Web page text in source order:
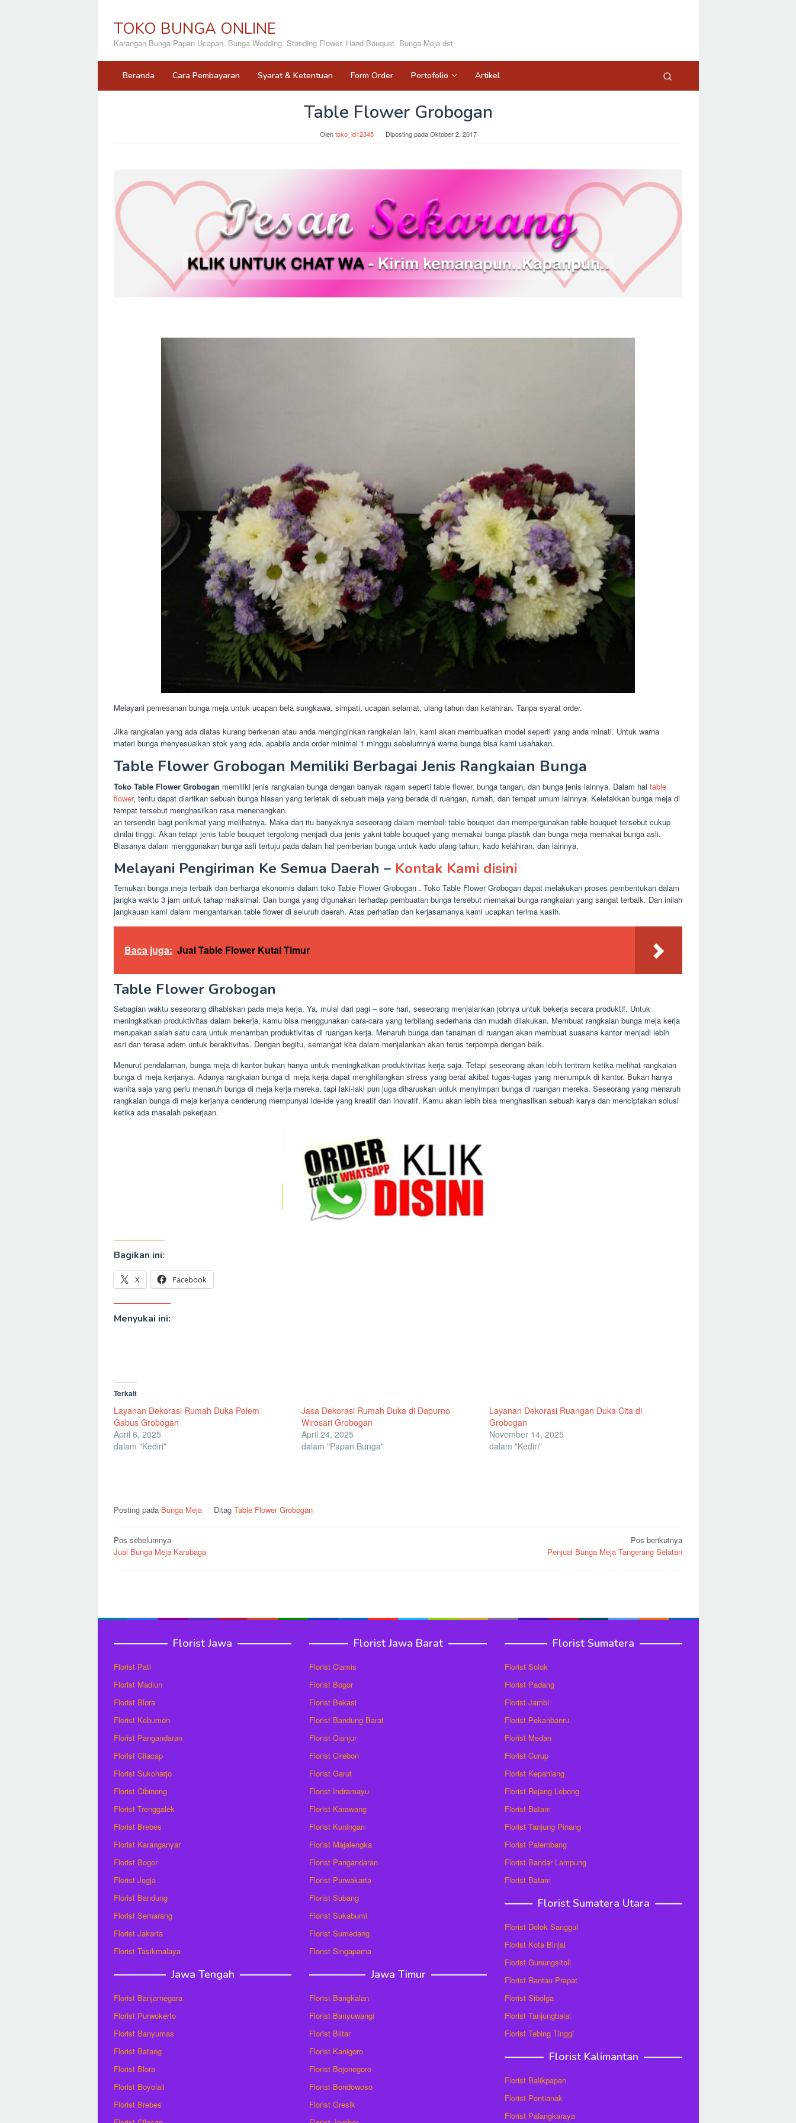
TOKO BUNGA ONLINE
Karangan Bunga Papan Ucapan. Bunga Wedding. Standing Flower. Hand Bouquet. Bunga Meja dst
Beranda Cara Pembayaran Syarat & Ketentuan Form Order Portofolio Artikel
Table Flower Grobogan
Olehtoko_id12345 Diposting padaOktober 2, 2017
Melayani pemesanan bunga meja untuk ucapan bela sungkawa, simpati, ucapan selamat, ulang tahun dan kelahiran. Tanpa syarat order.
Jika rangkaian yang ada diatas kurang berkenan atau anda menginginkan rangkaian lain, kami akan membuatkan model seperti yang anda minati. Untuk warna
materi bunga menyesuaikan stok yang ada, apabila anda order minimal 1 minggu sebelumnya warna bunga bisa kami usahakan.
Table Flower Grobogan Memiliki Berbagai Jenis Rangkaian Bunga
Toko Table Flower Grobogan memiliki jenis rangkaian bunga dengan banyak ragam seperti table flower, bunga tangan, dan bunga jenis lainnya. Dalam hal table
flower, tentu dapat diartikan sebuah bunga hiasan yang terletak di sebuah meja yang berada di ruangan, rumah, dan tempat umum lainnya. Keletakkan bunga meja di
tempat tersebut menghasilkan rasa menenangkan
an tersendiri bagi penikmat yang melihatnya. Maka dari itu banyaknya seseorang dalam membeli table bouquet dan mempergunakan table bouquet tersebut cukup
dinilai tinggi. Akan tetapi jenis table bouquet tergolong menjadi dua jenis yakni table bouquet yang memakai bunga plastik dan bunga meja memakai bunga asli.
Biasanya dalam menggunakan bunga asli tertuju pada dalam hal pemberian bunga untuk kado ulang tahun, kado kelahiran, dan lainnya.
Melayani Pengiriman Ke Semua Daerah – Kontak Kami disini
Temukan bunga meja terbaik dan berharga ekonomis dalam toko Table Flower Grobogan . Toko Table Flower Grobogan dapat melakukan proses pembentukan dalam
jangka waktu 3 jam untuk tahap maksimal. Dan bunga yang digunakan terhadap pembuatan bunga tersebut memakai bunga rangkaian yang sangat terbaik. Dan inilah
jangkauan kami dalam mengantarkan table flower di seluruh daerah. Atas perhatian dan kerjasamanya kami ucapkan terima kasih.
Baca juga: Jual Table Flower Kutai Timur
Table Flower Grobogan
Sebagian waktu seseorang dihabiskan pada meja kerja. Ya, mulai dari pagi – sore hari, seseorang menjalankan jobnya untuk bekerja secara produktif. Untuk
meningkatkan produktivitas dalam bekerja, kamu bisa menggunakan cara-cara yang terbilang sederhana dan mudah dilakukan. Membuat rangkaian bunga meja kerja
merupakan salah satu cara untuk menambah produktivitas di ruangan kerja. Menaruh bunga dan tanaman di ruangan akan membuat suasana kantor menjadi lebih
asri dan terasa adem untuk beraktivitas. Dengan begitu, semangat kita dalam menjalankan akan terus terpompa dengan baik.
Menurut pendalaman, bunga meja di kantor bukan hanya untuk meningkatkan produktivitas kerja saja. Tetapi seseorang akan lebih tentram ketika melihat rangkaian
bunga di meja kerjanya. Adanya rangkaian bunga di meja kerja dapat menghilangkan stress yang berat akibat tugas-tugas yang menumpuk di kantor. Bukan hanya
wanita saja yang perlu menaruh bunga di meja kerja mereka, tapi laki-laki pun juga diharuskan untuk menyimpan bunga di ruangan mereka. Seseorang yang menaruh
rangkaian bunga di meja kerjanya cenderung mempunyai ide-ide yang kreatif dan inovatif. Kamu akan lebih bisa menghasilkan sebuah karya dan menciptakan solusi
ketika ada masalah pekerjaan.
Bagikan ini:
X Facebook
Menyukai ini:
Terkait
Layanan Dekorasi Rumah Duka Pelem
Gabus Grobogan
April 6, 2025
dalam "Kediri"
Jasa Dekorasi Rumah Duka di Dapurno
Wirosari Grobogan
April 24, 2025
dalam "Papan Bunga"
Layanan Dekorasi Ruangan Duka Cita di
Grobogan
November 14, 2025
dalam "Kediri"
Posting pada Bunga Meja Ditag Table Flower Grobogan
Navigasi
pos
Pos sebelumnya
Jual Bunga Meja Karubaga
Pos berikutnya
Penjual Bunga Meja Tangerang Selatan
Florist Jawa
Florist Pati
Florist Madiun
Florist Blora
Florist Kebumen
Florist Pangandaran
Florist Cilacap
Florist Sukoharjo
Florist Cibinong
Florist Trenggalek
Florist Brebes
Florist Karanganyar
Florist Bogor
Florist Jogja
Florist Bandung
Florist Semarang
Florist Jakarta
Florist Tasikmalaya
Jawa Tengah
Florist Banjarnegara
Florist Purwokerto
Florist Banyumas
Florist Batang
Florist Blora
Florist Boyolali
Florist Brebes
Florist Jawa Barat
Florist Ciamis
Florist Bogor
Florist Bekasi
Florist Bandung Barat
Florist Cianjur
Florist Cirebon
Florist Garut
Florist Indramayu
Florist Karawang
Florist Kuningan
Florist Majalengka
Florist Pangandaran
Florist Purwakarta
Florist Subang
Florist Sukabumi
Florist Sumedang
Florist Singaparna
Jawa Timur
Florist Bangkalan
Florist Banyuwangi
Florist Blitar
Florist Kanigoro
Florist Bojonegoro
Florist Bondowoso
Florist Gresik
Florist Sumatera
Florist Solok
Florist Padang
Florist Jambi
Florist Pekanbanru
Florist Medan
Florist Curup
Florist Kepahiang
Florist Rejang Lebong
Florist Batam
Florist Tanjung Pinang
Florist Palembang
Florist Bandar Lampung
Florist Batam
Florist Sumatera Utara
Florist Dolok Sanggul
Florist Kota Binjai
Florist Gunungsitoli
Florist Rantau Prapat
Florist Sibolga
Florist Tanjungbalai
Florist Tebing Tinggi
Florist Kalimantan
Florist Balikpapan
Florist Pontianak
Florist Palangkaraya